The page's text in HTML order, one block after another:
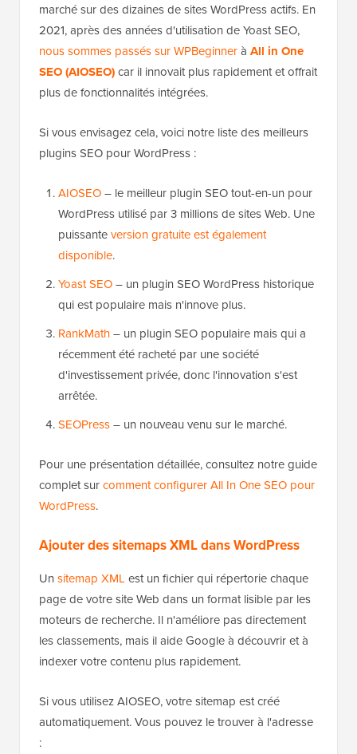
marché sur des dizaines de sites WordPress actifs. En
2021, après des années d'utilisation de Yoast SEO,
nous sommes passés sur WPBeginnerà All in One
SEO (AIOSEO)car il innovait plus rapidement et offrait
plus de fonctionnalités intégrées.
Si vous envisagez cela, voici notre liste des meilleurs
plugins SEO pour WordPress :
AIOSEO– le meilleur plugin SEO tout-en-un pour
WordPress utilisé par 3 millions de sites Web. Une
puissanteversion gratuite est également
disponible.
Yoast SEO– un plugin SEO WordPress historique
qui est populaire mais n'innove plus.
RankMath– un plugin SEO populaire mais qui a
récemment été racheté par une société
d'investissement privée, donc l'innovation s'est
arrêtée.
SEOPress– un nouveau venu sur le marché.
Pour une présentation détaillée, consultez notre guide
complet surcomment configurer All In One SEO pour
WordPress.
Ajouter des sitemaps XML dans WordPress
Un sitemap XML est un fichier qui répertorie chaque
page de votre site Web dans un format lisible par les
moteurs de recherche. Il n'améliore pas directement
les classements, mais il aide Google à découvrir et à
indexer votre contenu plus rapidement.
Si vous utilisez AIOSEO, votre sitemap est créé
automatiquement. Vous pouvez le trouver à l'adresse
: